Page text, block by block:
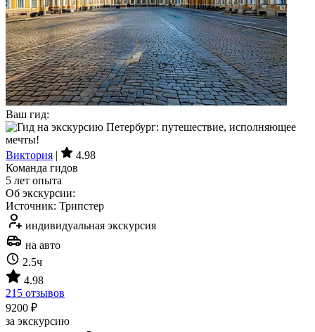
Ваш гид:
Виктория |
4.98
Команда гидов
5 лет опыта
Об экскурсии:
Источник: Трипстер
индивидуальная экскурсия
на авто
2.5ч
4.98
215 отзывов
9200 ₽
за экскурсию